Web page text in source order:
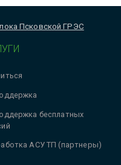
Псковской ГРЭС
бесплатных
АСУ ТП (партнеры)